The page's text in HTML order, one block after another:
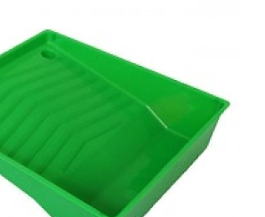
Каталог
Оплата и доставка
Новости